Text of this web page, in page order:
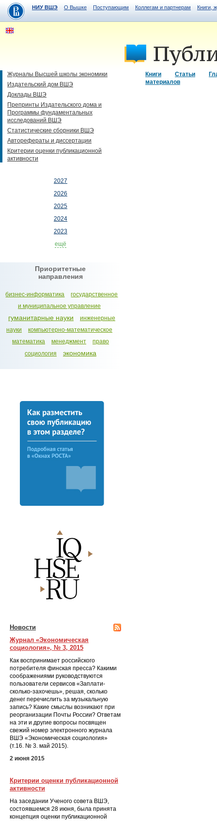
НИУ ВШЭ О Вышке Поступающим Коллегам и партнерам Книги,
Книги Статьи
материалов
Журналы Высшей школы экономики
Издательский дом ВШЭ
Доклады ВШЭ
Препринты Издательского дома и
Программы фундаментальных
исследований ВШЭ
Статистические сборники ВШЭ
Авторефераты и диссертации
Критерии оценки публикационной
активности
2027
2026
2025
2024
2023
ещё
Приоритетные
направления
бизнес-информатика
государственное
и муниципальное управление
гуманитарные науки
инженерные
науки
компьютерно-математическое
математика
менеджмент
право
социология
экономика
Новости
Журнал «Экономическая
социология», № 3, 2015
Как воспринимает российского
потребителя финская пресса? Какими
соображениями руководствуются
пользователи сервисов «Заплати-
сколько-захочешь», решая, сколько
денег перечислить за музыкальную
запись? Какие смыслы возникают при
реорганизации Почты России? Ответам
на эти и другие вопросы посвящен
свежий номер электронного журнала
ВШЭ «Экономическая социология»
(т.16. № 3. май 2015).
2 июня 2015
Критерии оценки публикационной
активности
На заседании Ученого совета ВШЭ,
состоявшемся 28 июня, была принята
концепция оценки публикационной